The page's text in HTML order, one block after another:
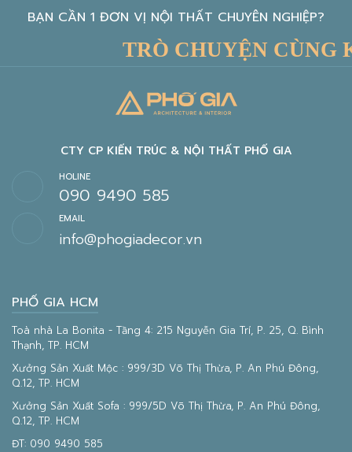
BẠN CẦN 1 ĐƠN VỊ NỘI THẤT CHUYÊN NGHIỆP?
TRÒ CHUYỆN CÙNG
HOLINE
090 9490 585
CTY CP KIẾN TRÚC & NỘI THẤT PHỐ GIA
EMAIL
info@phogiadecor.vn
PHỐ GIA HCM
Toà nhà La Bonita - Tầng 4: 215 Nguyễn Gia Trí, P. 25, Q. Bình
Thạnh, TP. HCM
Xưởng Sản Xuất Mộc : 999/3D Võ Thị Thừa, P. An Phú Đông,
Q.12, TP. HCM
Xưởng Sản Xuất Sofa : 999/5D Võ Thị Thừa, P. An Phú Đông,
Q.12, TP. HCM
ĐT: 090 9490 585